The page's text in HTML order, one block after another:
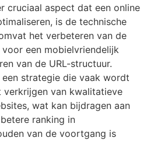
cruciaal aspect dat een online
is de technische
het verbeteren van de
een mobielvriendelijk
van de URL-structuur.
strategie die vaak wordt
van kwalitatieve
wat kan bijdragen aan
ranking in
van de voortgang is